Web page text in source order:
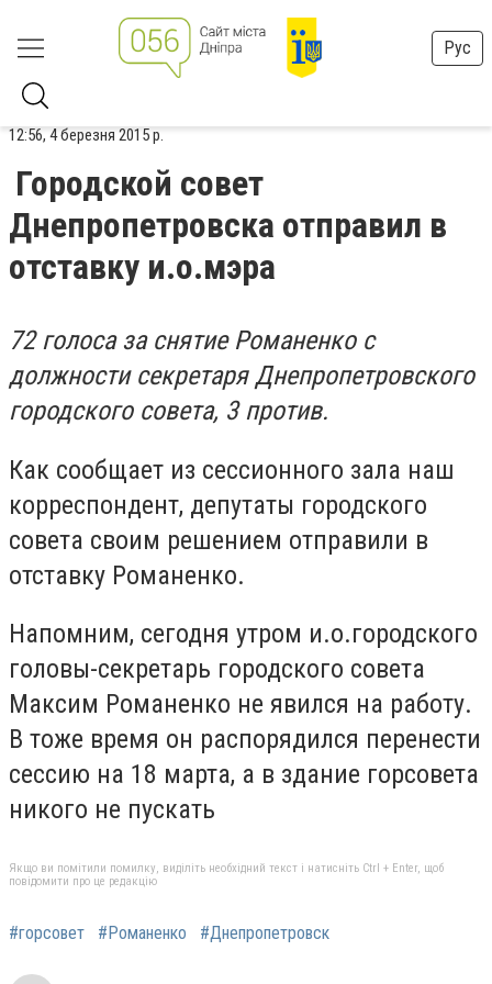
Рус
12:56, 4 березня 2015 р.
Городской совет
Днепропетровска отправил в
отставку и.о.мэра
72 голоса за снятие Романенко с
должности секретаря Днепропетровского
городского совета, 3 против.
Как сообщает из сессионного зала наш
корреспондент, депутаты городского
совета своим решением отправили в
отставку Романенко.
Напомним, сегодня утром и.о.городского
головы-секретарь городского совета
Максим Романенко не явился на работу.
В тоже время он распорядился перенести
сессию на 18 марта, а в здание горсовета
никого не пускать
Якщо ви помітили помилку, виділіть необхідний текст і натисніть Ctrl + Enter, щоб
повідомити про це редакцію
#горсовет #Романенко #Днепропетровск